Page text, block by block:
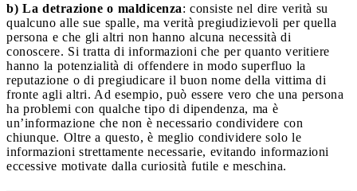
b) La detrazione o maldicenza: consiste nel dire verità su
qualcuno alle sue spalle, ma verità pregiudizievoli per quella
persona e che gli altri non hanno alcuna necessità di
conoscere. Si tratta di informazioni che per quanto veritiere
hanno la potenzialità di offendere in modo superfluo la
reputazione o di pregiudicare il buon nome della vittima di
fronte agli altri. Ad esempio, può essere vero che una persona
ha problemi con qualche tipo di dipendenza, ma è
un’informazione che non è necessario condividere con
chiunque. Oltre a questo, è meglio condividere solo le
informazioni strettamente necessarie, evitando informazioni
eccessive motivate dalla curiosità futile e meschina.